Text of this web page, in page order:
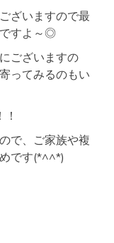
ざいますので最
すよ～◎
ございますの
ってみるのもい
で、ご家族や複
です(*^^*)